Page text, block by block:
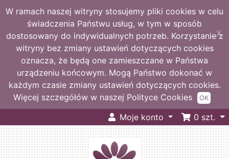
W ramach naszej witryny stosujemy pliki cookies w celu
świadczenia Państwu usług, w tym w sposób
dostosowany do indywidualnych potrzeb. Korzystanie z
witryny bez zmiany ustawień dotyczących cookies
oznacza, że będą one zamieszczane w Państwa
urządzeniu końcowym. Mogą Państwo dokonać w
każdym czasie zmiany ustawień dotyczących cookies.
Więcej szczegółów w naszej Polityce Cookies
X
OK
Moje konto 0 szt.